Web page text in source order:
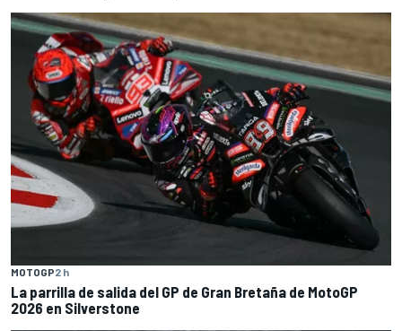
MOTOGP2 h
La parrilla de salida del GP de Gran Bretaña de MotoGP
2026 en Silverstone